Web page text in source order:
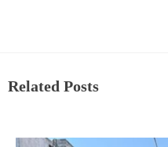
Related Posts